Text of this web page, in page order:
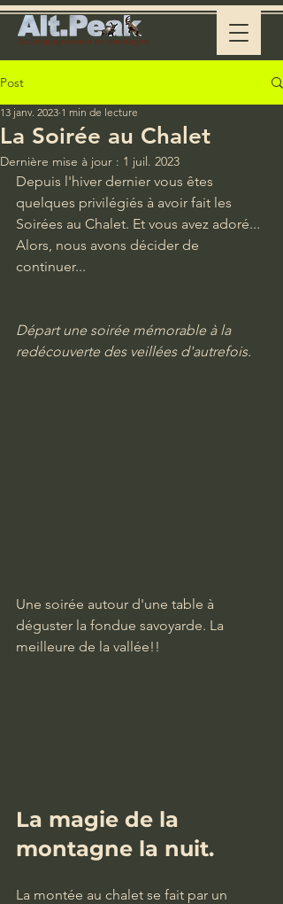
Accompagnement en montagne
Post
La Soirée au Chalet
13 janv. 2023 1 min de lecture
Dernière mise à jour : 1 juil. 2023
Depuis l'hiver dernier vous êtes
quelques privilégiés à avoir fait les
Soirées au Chalet. Et vous avez adoré...
Alors, nous avons décider de
continuer...
Départ une soirée mémorable à la
redécouverte des veillées d'autrefois.
Une soirée autour d'une table à
déguster la fondue savoyarde. La
meilleure de la vallée!!
La magie de la
montagne la nuit.
La montée au chalet se fait par un